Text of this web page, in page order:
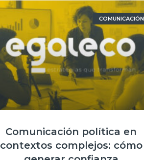
COMUNICACIÓN
Comunicación política en
contextos complejos: cómo